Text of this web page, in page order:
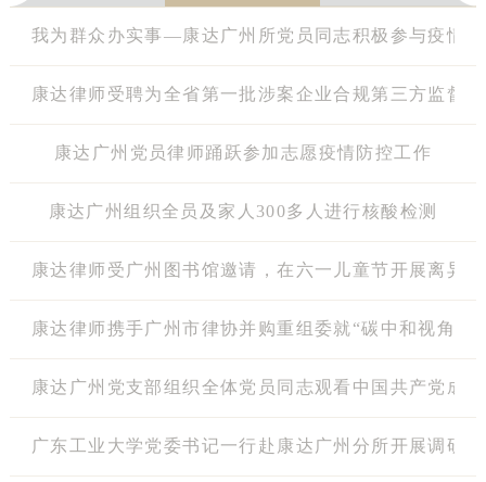
我为群众办实事—康达广州所党员同志积极参与疫情
康达律师受聘为全省第一批涉案企业合规第三方监督
康达广州党员律师踊跃参加志愿疫情防控工作
康达广州组织全员及家人300多人进行核酸检测
康达律师受广州图书馆邀请，在六一儿童节开展离异
康达律师携手广州市律协并购重组委就“碳中和视角
康达广州党支部组织全体党员同志观看中国共产党成
广东工业大学党委书记一行赴康达广州分所开展调研